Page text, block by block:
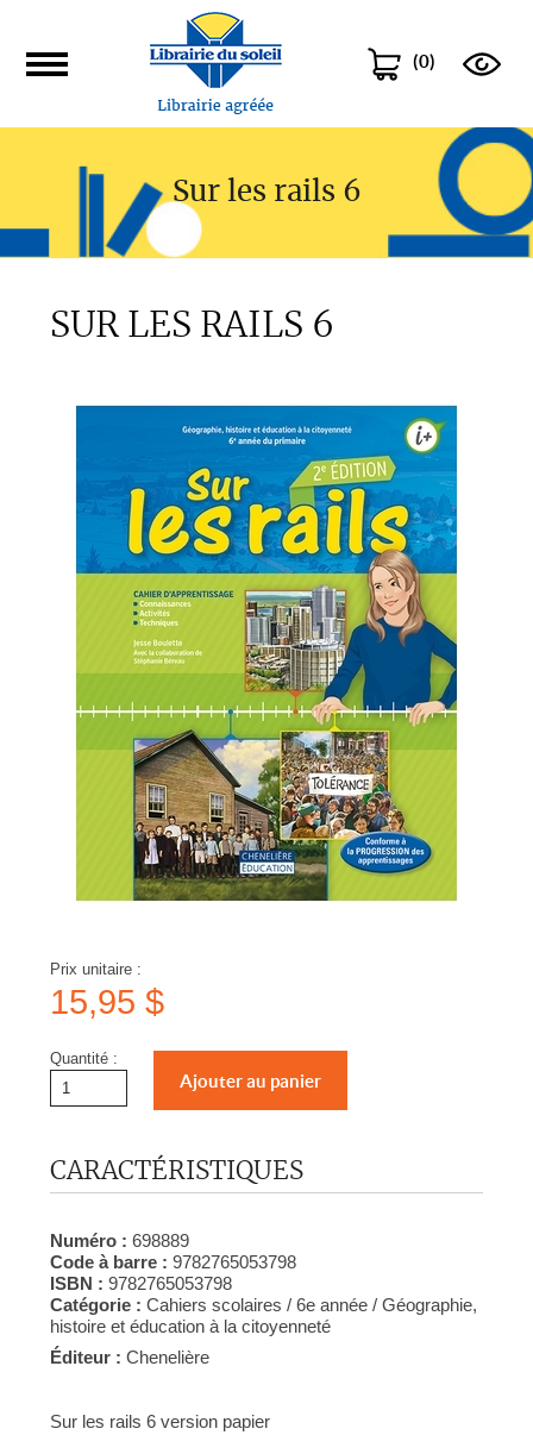
(0)
Sur les rails 6
SUR LES RAILS 6
Prix unitaire :
15,95 $
Quantité :
CARACTÉRISTIQUES
Numéro : 698889
Code à barre : 9782765053798
ISBN : 9782765053798
Catégorie : Cahiers scolaires / 6e année / Géographie,
histoire et éducation à la citoyenneté
Éditeur : Chenelière
Sur les rails 6 version papier